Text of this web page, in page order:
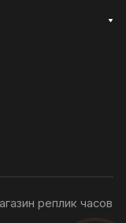
реплик часов